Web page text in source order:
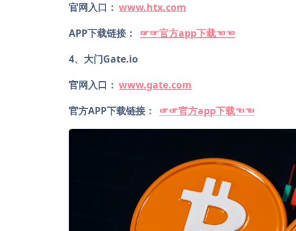
官网入口： www.htx.com
APP下载链接：
☞☞官方app下载☜☜
4、大门Gate.io
官网入口： www.gate.com
官方APP下载链接：
☞☞官方app下载☜☜